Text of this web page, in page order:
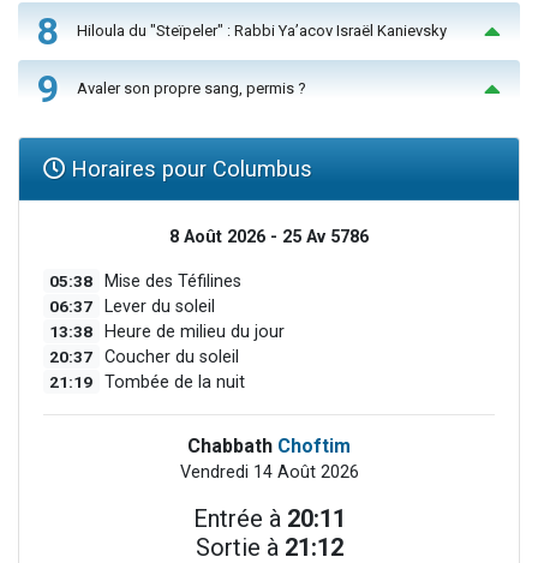
8 Hiloula du "Steïpeler" : Rabbi Ya’acov Israël Kanievsky
9 Avaler son propre sang, permis ?
Horaires pour Columbus
8 Août 2026 - 25 Av 5786
05:38 Mise des Téfilines
06:37 Lever du soleil
13:38 Heure de milieu du jour
20:37 Coucher du soleil
21:19 Tombée de la nuit
Chabbath Choftim
Vendredi 14 Août 2026
Entrée à 20:11
Sortie à 21:12